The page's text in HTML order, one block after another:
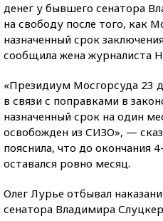
денег у бывшего сенатора
на свободу после того, как
назначенный срок
сообщила жена журналиста
«Президиум Мосгорсуда 23
в связи с поправками в
назначенный срок на один
освобожден из СИЗО», —
пояснила, что до окончания
оставался ровно месяц.
Олег Лурье отбывал
сенатора Владимира